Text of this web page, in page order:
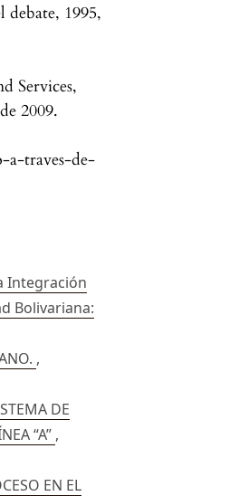
debate, 1995,
Services,
2009.
a-traves-de-
Integración
Bolivariana:
,
DE
“A” ,
EN EL